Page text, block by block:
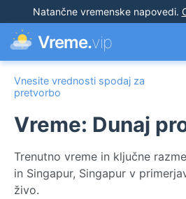
Natančne vremenske napovedi.
Vreme.vip
Vnesite vrednosti spodaj za
pretvorbo
Vreme: Dunaj
Trenutno vreme in ključne
in Singapur, Singapur v
živo.